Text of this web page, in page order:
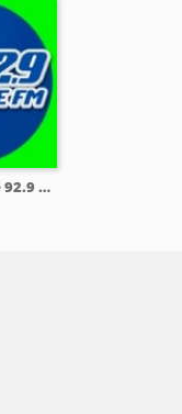
Rádio Liberdade 92.9 FM